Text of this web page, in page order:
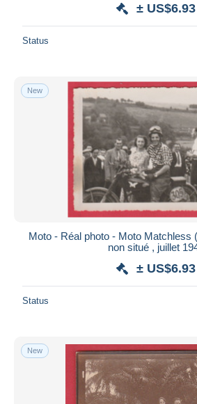
± US$6.93
Status
New
Moto - Réal photo - Moto Matchless
non situé , juillet
± US$6.93
Status
New